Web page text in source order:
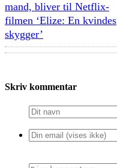
mand, bliver til Netflix-
filmen ‘Elize: En kvindes
skygger’
Skriv kommentar